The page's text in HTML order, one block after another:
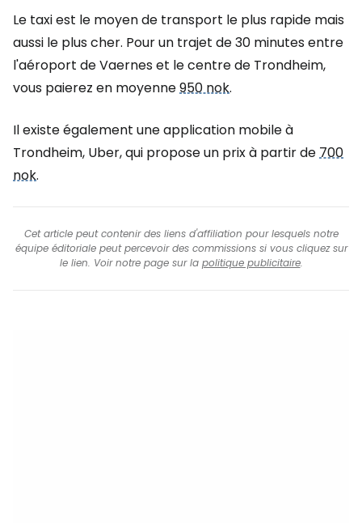
Le taxi est le moyen de transport le plus rapide mais
aussi le plus cher. Pour un trajet de 30 minutes entre
l'aéroport de Vaernes et le centre de Trondheim,
vous paierez en moyenne950 nok.
Il existe également une application mobile à
Trondheim, Uber, qui propose un prix à partir de700
nok.
Cet article peut contenir des liens d'affiliation pour lesquels notre
équipe éditoriale peut percevoir des commissions si vous cliquez sur
le lien. Voir notre page sur la politique publicitaire.